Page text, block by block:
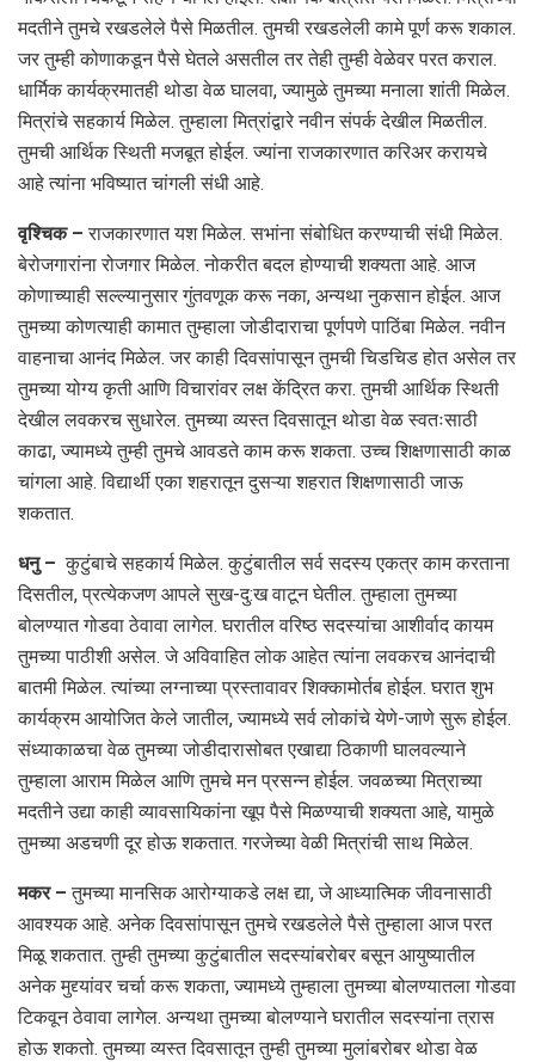
मदतीने तुमचे रखडलेले पैसे मिळतील. तुमची रखडलेली कामे पूर्ण करू शकाल.
जर तुम्ही कोणाकडून पैसे घेतले असतील तर तेही तुम्ही वेळेवर परत कराल.
धार्मिक कार्यक्रमातही थोडा वेळ घालवा, ज्यामुळे तुमच्या मनाला शांती मिळेल.
मित्रांचे सहकार्य मिळेल. तुम्हाला मित्रांद्वारे नवीन संपर्क देखील मिळतील.
तुमची आर्थिक स्थिती मजबूत होईल. ज्यांना राजकारणात करिअर करायचे
आहे त्यांना भविष्यात चांगली संधी आहे.
वृश्चिक – राजकारणात यश मिळेल. सभांना संबोधित करण्याची संधी मिळेल.
बेरोजगारांना रोजगार मिळेल. नोकरीत बदल होण्याची शक्यता आहे. आज
कोणाच्याही सल्ल्यानुसार गुंतवणूक करू नका, अन्यथा नुकसान होईल. आज
तुमच्या कोणत्याही कामात तुम्हाला जोडीदाराचा पूर्णपणे पाठिंबा मिळेल. नवीन
वाहनाचा आनंद मिळेल. जर काही दिवसांपासून तुमची चिडचिड होत असेल तर
तुमच्या योग्य कृती आणि विचारांवर लक्ष केंद्रित करा. तुमची आर्थिक स्थिती
देखील लवकरच सुधारेल. तुमच्या व्यस्त दिवसातून थोडा वेळ स्वतःसाठी
काढा, ज्यामध्ये तुम्ही तुमचे आवडते काम करू शकता. उच्च शिक्षणासाठी काळ
चांगला आहे. विद्यार्थी एका शहरातून दुसऱ्या शहरात शिक्षणासाठी जाऊ
शकतात.
धनु – कुटुंबाचे सहकार्य मिळेल. कुटुंबातील सर्व सदस्य एकत्र काम करताना
दिसतील, प्रत्येकजण आपले सुख-दु:ख वाटून घेतील. तुम्हाला तुमच्या
बोलण्यात गोडवा ठेवावा लागेल. घरातील वरिष्ठ सदस्यांचा आशीर्वाद कायम
तुमच्या पाठीशी असेल. जे अविवाहित लोक आहेत त्यांना लवकरच आनंदाची
बातमी मिळेल. त्यांच्या लग्नाच्या प्रस्तावावर शिक्कामोर्तब होईल. घरात शुभ
कार्यक्रम आयोजित केले जातील, ज्यामध्ये सर्व लोकांचे येणे-जाणे सुरू होईल.
संध्याकाळचा वेळ तुमच्या जोडीदारासोबत एखाद्या ठिकाणी घालवल्याने
तुम्हाला आराम मिळेल आणि तुमचे मन प्रसन्न होईल. जवळच्या मित्राच्या
मदतीने उद्या काही व्यावसायिकांना खूप पैसे मिळण्याची शक्यता आहे, यामुळे
तुमच्या अडचणी दूर होऊ शकतात. गरजेच्या वेळी मित्रांची साथ मिळेल.
मकर – तुमच्या मानसिक आरोग्याकडे लक्ष द्या, जे आध्यात्मिक जीवनासाठी
आवश्यक आहे. अनेक दिवसांपासून तुमचे रखडलेले पैसे तुम्हाला आज परत
मिळू शकतात. तुम्ही तुमच्या कुटुंबातील सदस्यांबरोबर बसून आयुष्यातील
अनेक मुद्द्यांवर चर्चा करू शकता, ज्यामध्ये तुम्हाला तुमच्या बोलण्यातला गोडवा
टिकवून ठेवावा लागेल. अन्यथा तुमच्या बोलण्याने घरातील सदस्यांना त्रास
होऊ शकतो. तुमच्या व्यस्त दिवसातून तुम्ही तुमच्या मुलांबरोबर थोडा वेळ